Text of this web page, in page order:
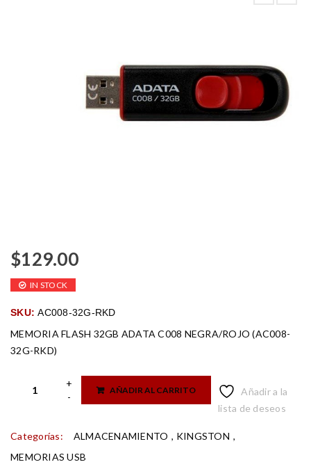
$129.00
IN STOCK
SKU:AC008-32G-RKD
MEMORIA FLASH 32GB ADATA C008 NEGRA/ROJO (AC008-
32G-RKD)
AÑADIR AL CARRITO
Añadir a la
lista de deseos
Categorías: ALMACENAMIENTO , KINGSTON ,
MEMORIAS USB